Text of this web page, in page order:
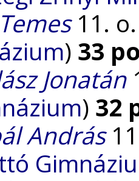
11.
) 33
Jonatán
) 32
András